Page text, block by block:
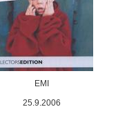
EMI
25.9.2006